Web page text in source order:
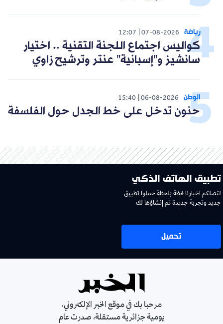
رياضة 07-08-2026
12:07
كواليس اجتماع اللجنة التقنية .. اختيار
سانشيز و"إسبانية" عنتر وترشيح زاوي
الوطن 06-08-2026
15:40
حنون تدخل على خط الجدل حول الفلسفة
تطبيق الهاتف الذكي
لتصلكم اخبارنا لحظة بلحظة حملوا تطبيق
جديد وتجربة جديدة تم إنشاؤها لك
تحميل
مرحبا بك في موقع الخبر الإلكتروني،
يومية جزائرية مستقلة، صدرت عام